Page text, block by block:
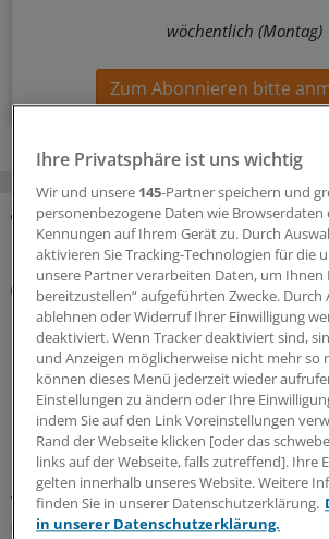
wöchentlich (Montag)
Zum Abonnieren bitte
MEHR ZUM THEMA
Folgen der Klimakrise
Besserer Schutz vor Hitzewellen:
Gesundheitsorganisationen
Erklärung
Mehr Umsetzung, bessere Prävention
Risikogruppen – in einer Europa-
80 Gesundheitsorganisationen, dass
Hitzeschutzplänen endlich
geben konkrete Tipps.
06.08.2026
Ihre Privatsphäre ist uns wichtig
Wir und unsere 145-Partner speichern und
personenbezogene Daten wie
Kennungen auf Ihrem Gerät zu. Durch
aktivieren Sie Tracking-Technologien für die
unsere Partner verarbeiten Daten, um Ihnen
bereitzustellen“ aufgeführten Zwecke. Durch
ablehnen oder Widerruf Ihrer Einwilligung
deaktiviert. Wenn Tracker deaktiviert sind,
und Anzeigen möglicherweise nicht mehr so
können dieses Menü jederzeit wieder
Einstellungen zu ändern oder Ihre
indem Sie auf den Link Voreinstellungen
Rand der Webseite klicken [oder das
links auf der Webseite, falls zutreffend]. Ihre
gelten innerhalb unseres Website. Weitere
finden Sie in unserer Datenschutzerklärung.
in unserer Datenschutzerklärung.